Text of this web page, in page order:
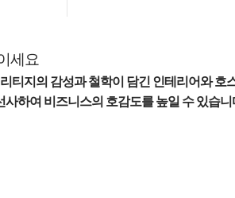
세요
티지의 감성과 철학이 담긴 인테리어와 호
하여 비즈니스의 호감도를 높일 수 있습니